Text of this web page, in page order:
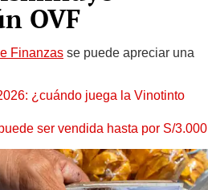
OVF
Finanzas se puede apreciar una
¿cuándo juega la Vinotinto
ser vendida hasta por S/3.000